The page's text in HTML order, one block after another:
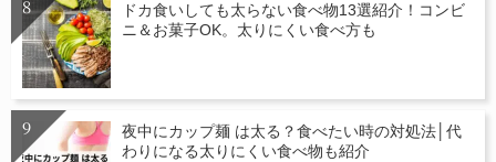
ドカ食いしても太らない食べ物13選紹介！コンビ
ニ＆お菓子OK。太りにくい食べ方も
夜中にカップ麺 は太る？食べたい時の対処法│代
わりになる太りにくい食べ物も紹介